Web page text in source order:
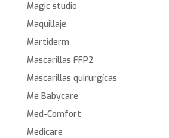
Magic studio
Maquillaje
Martiderm
Mascarillas FFP2
Mascarillas quirurgícas
Me Babycare
Med-Comfort
Medicare